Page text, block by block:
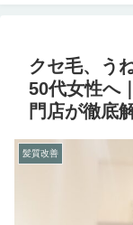
クセ毛、う
50代女性へ
門店が徹底
髪質改善